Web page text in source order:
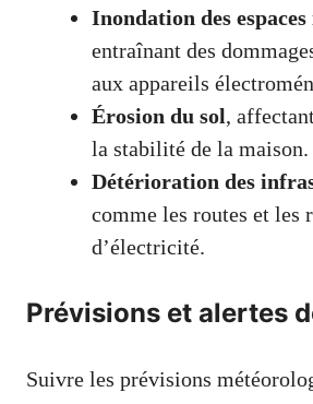
Inondation des
entraînant des
aux appareils
Érosion du sol,
la stabilité de la maison.
Détérioration des
comme les routes et les
d’électricité.
Prévisions et alertes
Suivre les prévisions